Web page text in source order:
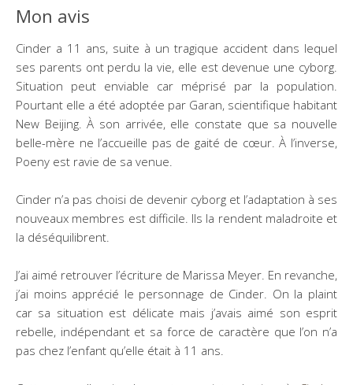
Mon avis
Cinder a 11 ans, suite à un tragique accident dans lequel
ses parents ont perdu la vie, elle est devenue une cyborg.
Situation peut enviable car méprisé par la population.
Pourtant elle a été adoptée par Garan, scientifique habitant
New Beijing. À son arrivée, elle constate que sa nouvelle
belle-mère ne l’accueille pas de gaité de cœur. À l’inverse,
Poeny est ravie de sa venue.
Cinder n’a pas choisi de devenir cyborg et l’adaptation à ses
nouveaux membres est difficile. Ils la rendent maladroite et
la déséquilibrent.
J’ai aimé retrouver l’écriture de Marissa Meyer. En revanche,
j’ai moins apprécié le personnage de Cinder. On la plaint
car sa situation est délicate mais j’avais aimé son esprit
rebelle, indépendant et sa force de caractère que l’on n’a
pas chez l’enfant qu’elle était à 11 ans.